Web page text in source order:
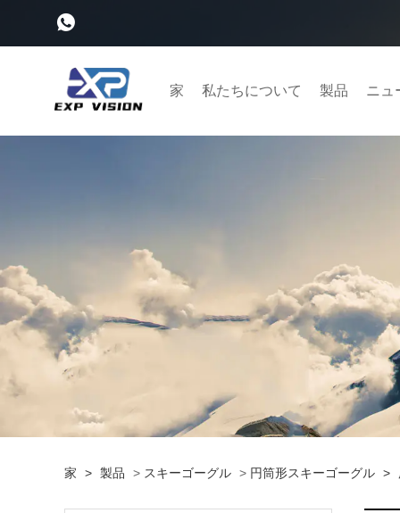
家 私たちについて 製品 ニュ
家 > 製品 > スキーゴーグル > 円筒形スキーゴーグル >